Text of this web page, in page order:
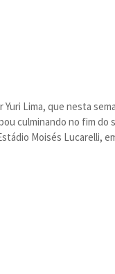
Lima, que nesta
culminando no fim
Moisés Lucarelli,